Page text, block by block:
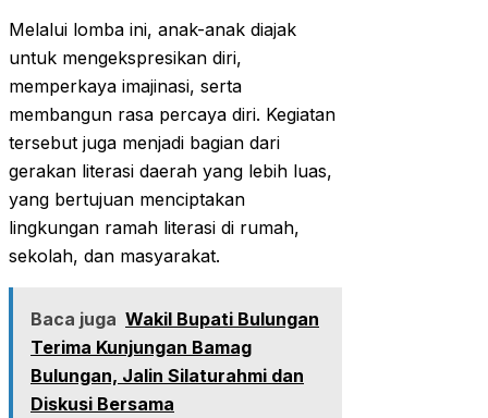
Melalui lomba ini, anak-anak diajak
untuk mengekspresikan diri,
memperkaya imajinasi, serta
membangun rasa percaya diri. Kegiatan
tersebut juga menjadi bagian dari
gerakan literasi daerah yang lebih luas,
yang bertujuan menciptakan
lingkungan ramah literasi di rumah,
sekolah, dan masyarakat.
Baca juga Wakil Bupati Bulungan
Terima Kunjungan Bamag
Bulungan, Jalin Silaturahmi dan
Diskusi Bersama